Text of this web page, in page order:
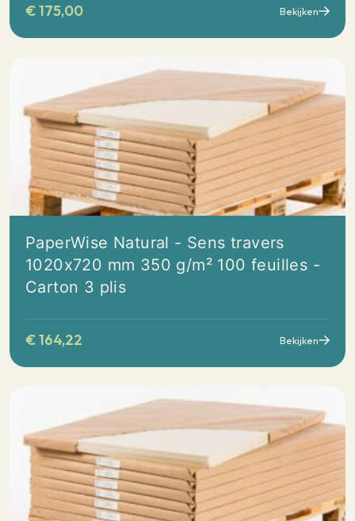
€175,00 Bekijken
PaperWise Natural - Sens travers
1020x720 mm 350 g/m² 100 feuilles -
Carton 3 plis
€164,22 Bekijken